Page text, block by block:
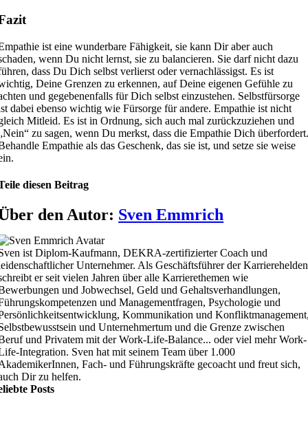
ist eine wunderbare Fähigkeit, sie kann Dir aber auch
wenn Du nicht lernst, sie zu balancieren. Sie darf nicht dazu
dass Du Dich selbst verlierst oder vernachlässigst. Es ist
Deine Grenzen zu erkennen, auf Deine eigenen Gefühle zu
und gegebenenfalls für Dich selbst einzustehen. Selbstfürsorge
dabei ebenso wichtig wie Fürsorge für andere. Empathie ist nicht
Mitleid. Es ist in Ordnung, sich auch mal zurückzuziehen und
zu sagen, wenn Du merkst, dass die Empathie Dich
Empathie als das Geschenk, das sie ist, und setze sie weise
diesen Beitrag
den Autor: Sven Emmrich
ist Diplom-Kaufmann, DEKRA-zertifizierter Coach und
Unternehmer. Als Geschäftsführer der Karrierehelden
er seit vielen Jahren über alle Karrierethemen wie
und Jobwechsel, Geld und Gehaltsverhandlungen,
und Managementfragen, Psychologie und
Kommunikation und
und Unternehmertum und die Grenze zwischen
und Privatem mit der Work-Life-Balance... oder viel mehr Work-
Integration. Sven hat mit seinem Team über 1.000
Fach- und Führungskräfte gecoacht und freut sich,
Dir zu helfen.
Posts